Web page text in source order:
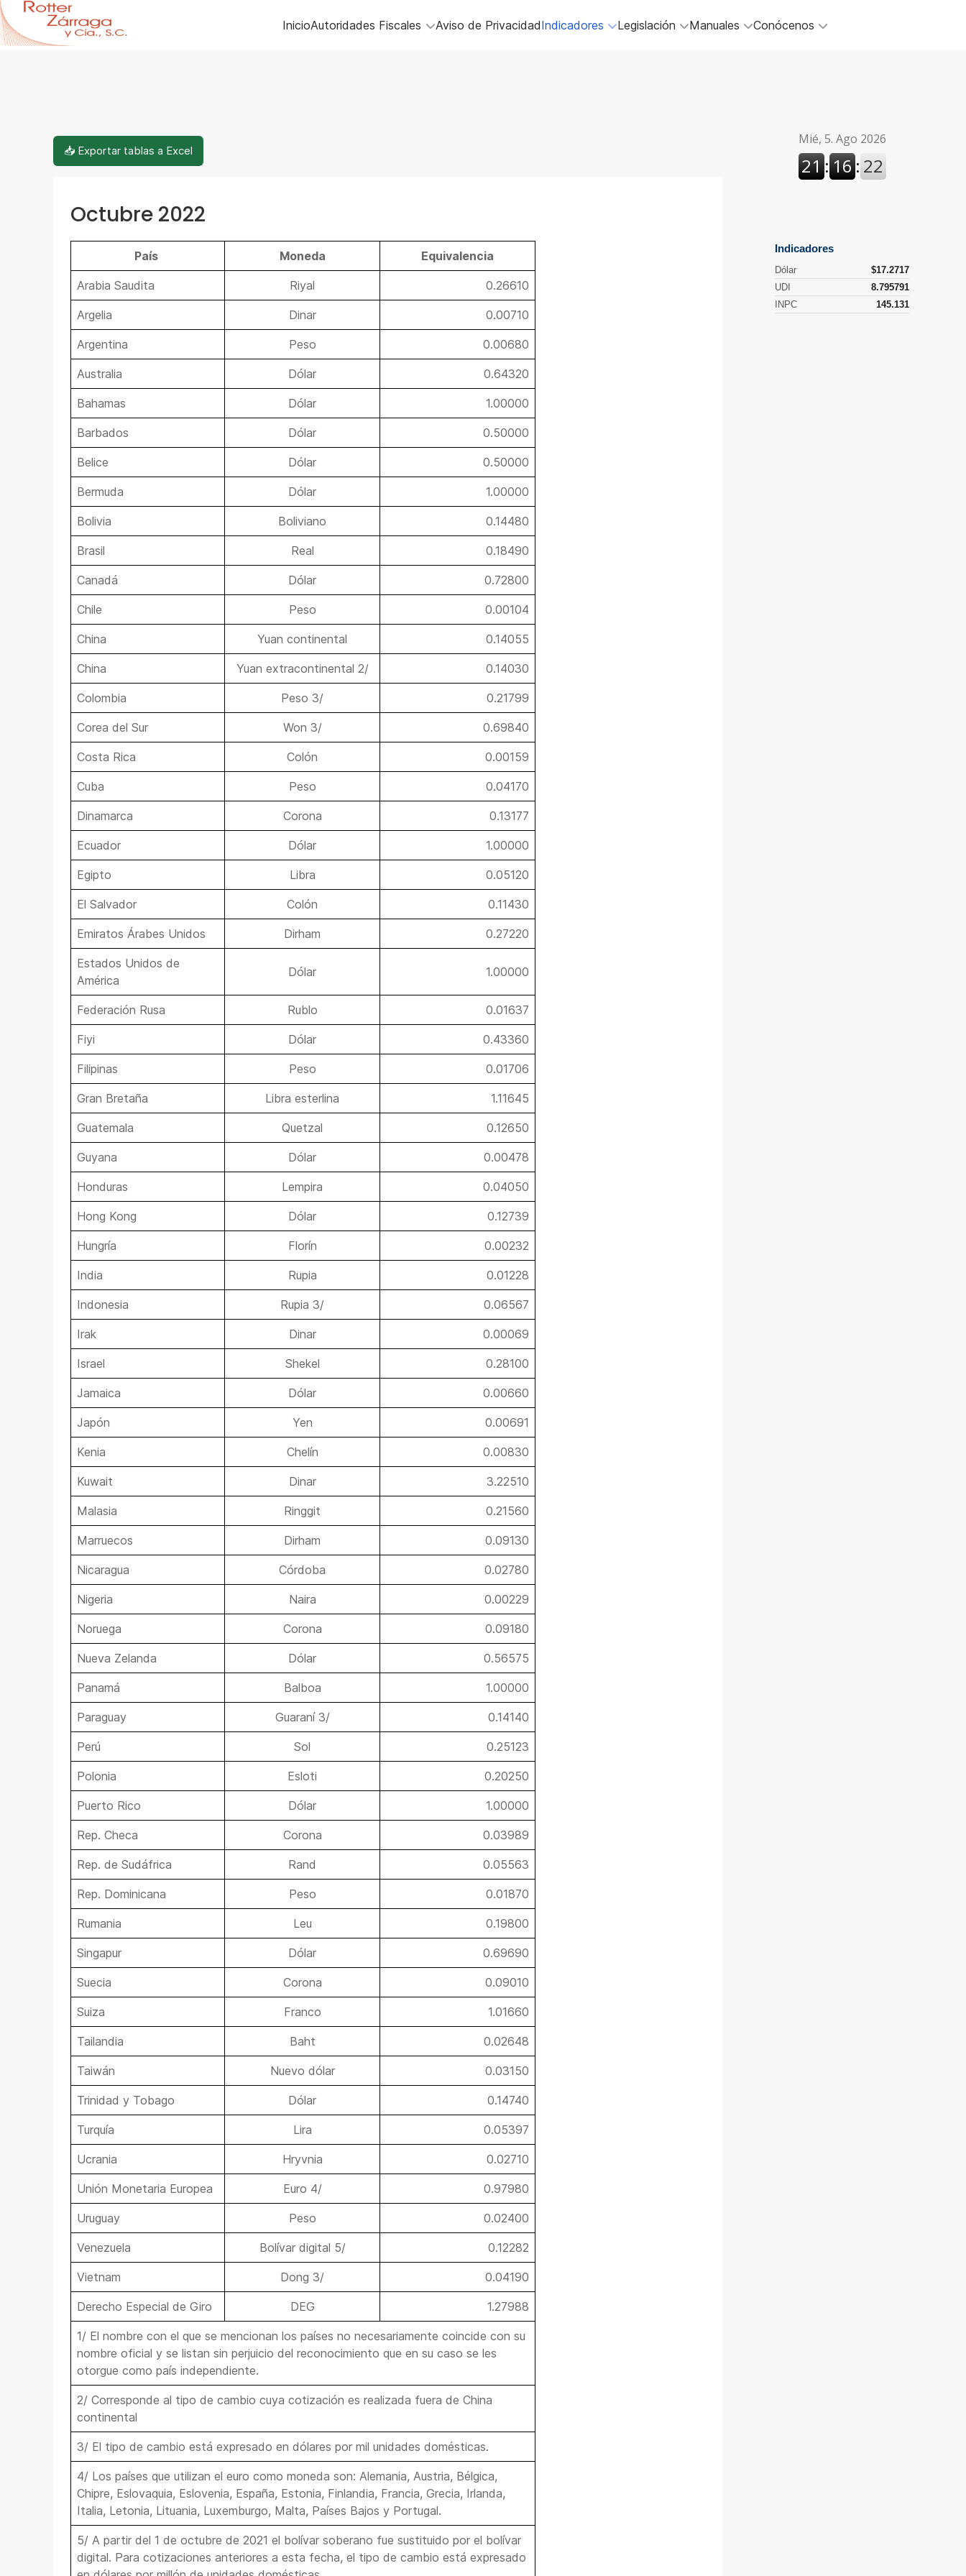
InicioAutoridades Fiscales Aviso de PrivacidadIndicadores Legislación Manuales Conócenos
📥 Exportar tablas a Excel
Octubre 2022
País Moneda Equivalencia
Arabia Saudita Riyal 0.26610
Argelia Dinar 0.00710
Argentina Peso 0.00680
Australia Dólar 0.64320
Bahamas Dólar 1.00000
Barbados Dólar 0.50000
Belice Dólar 0.50000
Bermuda Dólar 1.00000
Bolivia Boliviano 0.14480
Brasil Real 0.18490
Canadá Dólar 0.72800
Chile Peso 0.00104
China Yuan continental 0.14055
China Yuan extracontinental 2/ 0.14030
Colombia Peso 3/ 0.21799
Corea del Sur Won 3/ 0.69840
Costa Rica Colón 0.00159
Cuba Peso 0.04170
Dinamarca Corona 0.13177
Ecuador Dólar 1.00000
Egipto Libra 0.05120
El Salvador Colón 0.11430
Emiratos Árabes Unidos Dirham 0.27220
Estados Unidos de
América
Dólar 1.00000
Federación Rusa Rublo 0.01637
Fiyi Dólar 0.43360
Filipinas Peso 0.01706
Gran Bretaña Libra esterlina 1.11645
Guatemala Quetzal 0.12650
Guyana Dólar 0.00478
Honduras Lempira 0.04050
Hong Kong Dólar 0.12739
Hungría Florín 0.00232
India Rupia 0.01228
Indonesia Rupia 3/ 0.06567
Irak Dinar 0.00069
Israel Shekel 0.28100
Jamaica Dólar 0.00660
Japón Yen 0.00691
Kenia Chelín 0.00830
Kuwait Dinar 3.22510
Malasia Ringgit 0.21560
Marruecos Dirham 0.09130
Nicaragua Córdoba 0.02780
Nigeria Naira 0.00229
Noruega Corona 0.09180
Nueva Zelanda Dólar 0.56575
Panamá Balboa 1.00000
Paraguay Guaraní 3/ 0.14140
Perú Sol 0.25123
Polonia Esloti 0.20250
Puerto Rico Dólar 1.00000
Rep. Checa Corona 0.03989
Rep. de Sudáfrica Rand 0.05563
Rep. Dominicana Peso 0.01870
Rumania Leu 0.19800
Singapur Dólar 0.69690
Suecia Corona 0.09010
Suiza Franco 1.01660
Tailandia Baht 0.02648
Taiwán Nuevo dólar 0.03150
Trinidad y Tobago Dólar 0.14740
Turquía Lira 0.05397
Ucrania Hryvnia 0.02710
Unión Monetaria Europea Euro 4/ 0.97980
Uruguay Peso 0.02400
Venezuela Bolívar digital 5/ 0.12282
Vietnam Dong 3/ 0.04190
Derecho Especial de Giro DEG 1.27988
1/ El nombre con el que se mencionan los países no necesariamente coincide con su
nombre oficial y se listan sin perjuicio del reconocimiento que en su caso se les
otorgue como país independiente.
2/ Corresponde al tipo de cambio cuya cotización es realizada fuera de China
continental
3/ El tipo de cambio está expresado en dólares por mil unidades domésticas.
4/ Los países que utilizan el euro como moneda son: Alemania, Austria, Bélgica,
Chipre, Eslovaquia, Eslovenia, España, Estonia, Finlandia, Francia, Grecia, Irlanda,
Italia, Letonia, Lituania, Luxemburgo, Malta, Países Bajos y Portugal.
5/ A partir del 1 de octubre de 2021 el bolívar soberano fue sustituido por el bolívar
digital. Para cotizaciones anteriores a esta fecha, el tipo de cambio está expresado